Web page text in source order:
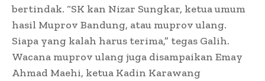
bertindak. “SK kan Nizar Sungkar, ketua umum
hasil Muprov Bandung, atau muprov ulang.
Siapa yang kalah harus terima,” tegas Galih.
Wacana muprov ulang juga disampaikan Emay
Ahmad Maehi, ketua Kadin Karawang